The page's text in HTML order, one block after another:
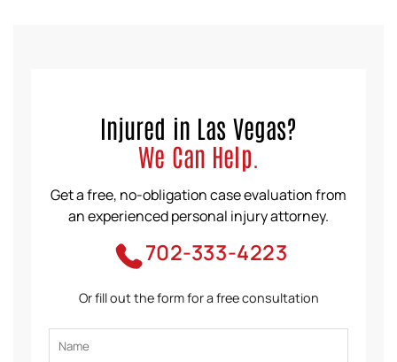
Injured in Las Vegas?
We Can Help.
Get a free, no-obligation case evaluation from
an experienced personal injury attorney.
702-333-4223
Or fill out the form for a free consultation